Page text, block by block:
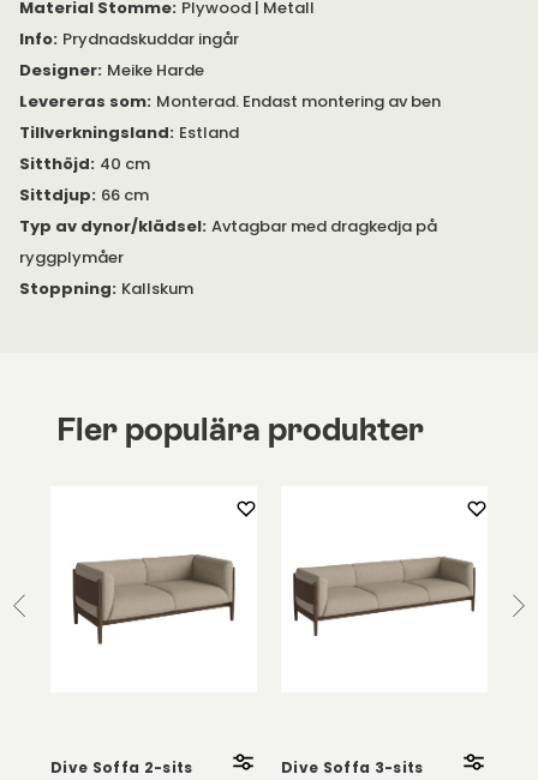
Material Stomme: Plywood | Metall
Info: Prydnadskuddar ingår
Designer: Meike Harde
Levereras som: Monterad. Endast montering av ben
Tillverkningsland: Estland
Sitthöjd: 40 cm
Sittdjup: 66 cm
Typ av dynor/klädsel: Avtagbar med dragkedja på
ryggplymåer
Stoppning: Kallskum
Fler populära produkter
Dive Soffa 2-sits Dive Soffa 3-sits